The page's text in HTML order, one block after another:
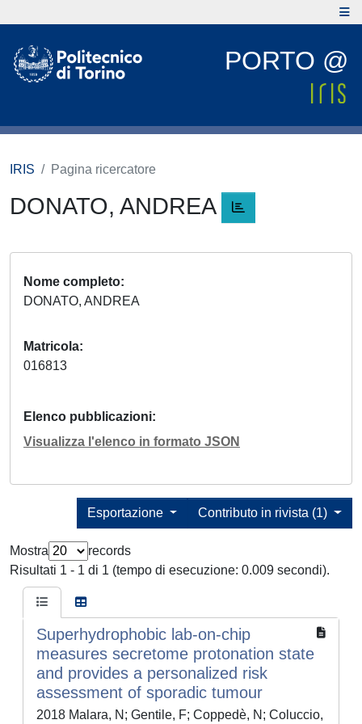
PORTO @
IRIS Pagina ricercatore
DONATO, ANDREA
Nome completo
DONATO, ANDREA
Matricola
016813
Elenco pubblicazioni
Visualizza l'elenco in formato JSON
Contributo in rivista (1)
Esportazione
Mostra
records
Risultati 1 - 1 di 1 (tempo di esecuzione: 0.009 secondi).
Superhydrophobic lab-on-chip
measures secretome protonation state
and provides a personalized risk
assessment of sporadic tumour
2018 Malara, N; Gentile, F; Coppedè, N; Coluccio,